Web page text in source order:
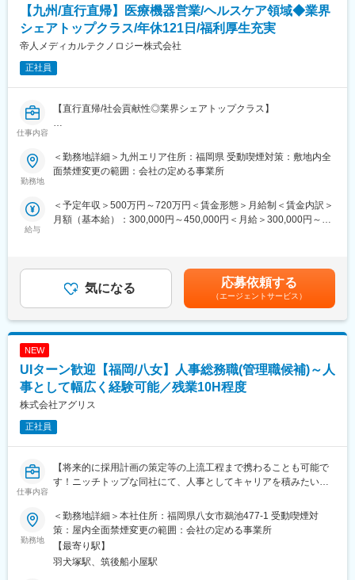
自治体向け文書管理システムが中心ですが今後はネットワークを
軸とした新規ソリューションを拡大予定です。
■キャリア
ビジネス展開を検討し展開をリード
・公共領域の社会課題解決に貢献出来る
公共における業務現場の課題解決を通じて職員の働き方改善に直
・新しい組織のネットワーク専門の有識者メンバーとして活躍出
来る
・公共領域における様々な業務の経験を幅広く積む事が出来る
現在は公共領域における文書管理業務が中心となるが、今後は課
題解決する業務の幅を広げていく予定です。エンジニアとしてIT
技術の知識だけでなく、公共領域における業務の観点から幅広く
経験を積む事が出来ます。
同社はコニカミノルタグループの国内中核企業として、情報機
器・医療機器・産業用計測機器などを通じて社会課題の解決に取
り組んでいます。
変更の範囲：会社の定める業務
【九州/直行直帰】医療機器営業/ヘルスケア領域◆業界
シェアトップクラス/年休121日/福利厚生充実
帝人メディカルテクノロジー株式会社
正社員
仕事内容
【直行直帰/社会貢献性◎業界シェアトップクラス】
同社が製造・販売を手掛ける生体内分解吸収性骨接合材「スーパ
ーフィクソーブ」の提案・導入営業をお任せします。
＜具体的には…＞
・手術立ち会い：製品を適切に活用できるよう、説明・サポート
を行います。
を提供し、実践してもらいます。
■提案先について：
提案先は「形成外科」「口腔外科」のお医者様。既存顧客への営
業が8割、新規営業が2割となります。保険適用になる製品を扱う
上、製品紹介やデモンストレーションを実施いたします。
■働き方の特徴：
・基本的にご自宅を拠点とし、クライアント先へ直行直帰いただ
く勤務スタイルです。定期会議などで本社に出社頂くこともあり
ますが、WEBで行ったりしているため、頻度は2~3か月に１回程
度です。
□■代表製品：生体内分解吸収性骨接合材とは□■
域でご使用いただける医療材料です。
◎体内で自然に分解・吸収される、◎手術後に再摘出の必要がな
く患者の負担を軽減できる、◎生体内にあって安全、という特性
を持ちます。
勤務地
＜勤務地詳細＞九州エリア住所：福岡県 受動喫煙対策：敷地内全
面禁煙変更の範囲：会社の定める事業所
給与
＜予定年収＞500万円～720万円＜賃金形態＞月給制＜賃金内訳＞
月額（基本給）：300,000円～450,000円＜月給＞300,000円～
(月額)は固定手当を含めた表記です。
気になる 応募依頼する
（エージェントサービス）
NEW
UIターン歓迎【福岡/八女】人事総務職(管理職候補)～人
事として幅広く経験可能／残業10H程度
株式会社アグリス
正社員
仕事内容
【将来的に採用計画の策定等の上流工程まで携わることも可能で
す！ニッチトップな同社にて、人事としてキャリアを積みたい方
ることもございます。】
医療・農業分野を両輪に市場から求められる商品を開発し、国内
のみならず海外にも販路を拡大している当社にて、人事総務業務
を担当していただきます。
勤務地
＜勤務地詳細＞本社住所：福岡県八女市鵜池477-1 受動喫煙対
策：屋内全面禁煙変更の範囲：会社の定める事業所
【最寄り駅】
羽犬塚駅、筑後船小屋駅